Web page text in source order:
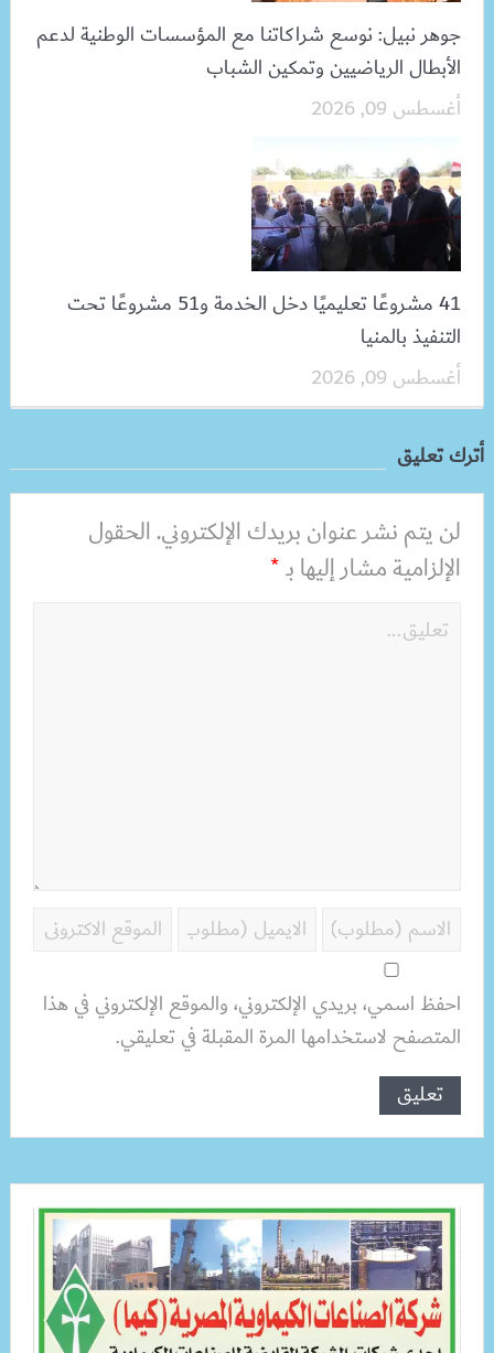
جوهر نبيل: نوسع شراكاتنا مع المؤسسات الوطنية لدعم
الأبطال الرياضيين وتمكين الشباب
أغسطس 09, 2026
41 مشروعًا تعليميًا دخل الخدمة و51 مشروعًا تحت
التنفيذ بالمنيا
أغسطس 09, 2026
أترك تعليق
لن يتم نشر عنوان بريدك الإلكتروني.الحقول
الإلزامية مشار إليها بـ*
احفظ اسمي، بريدي الإلكتروني، والموقع الإلكتروني في هذا
المتصفح لاستخدامها المرة المقبلة في تعليقي.